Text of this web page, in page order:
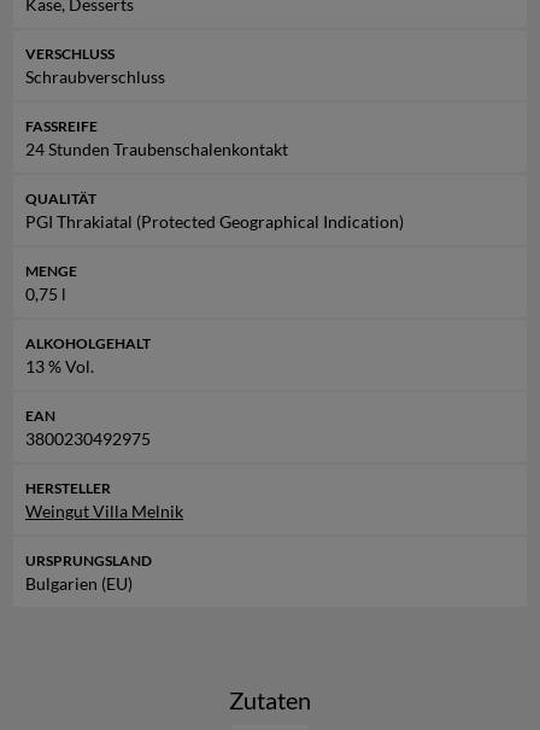
Käse, Desserts
VERSCHLUSS
Schraubverschluss
FASSREIFE
24 Stunden Traubenschalenkontakt
QUALITÄT
PGI Thrakiatal (Protected Geographical Indication)
MENGE
0,75 l
ALKOHOLGEHALT
13 % Vol.
EAN
3800230492975
HERSTELLER
Weingut Villa Melnik
URSPRUNGSLAND
Bulgarien (EU)
Zutaten